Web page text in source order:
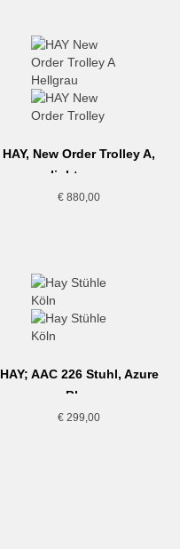
HAY, New Order Trolley A,
light grey
€ 880,00
HAY; AAC 226 Stuhl, Azure
Blue
€ 299,00